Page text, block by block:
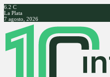
6.2 C
La Plata
7 agosto, 2026
Facebook
Twitter
Instagram
Youtube